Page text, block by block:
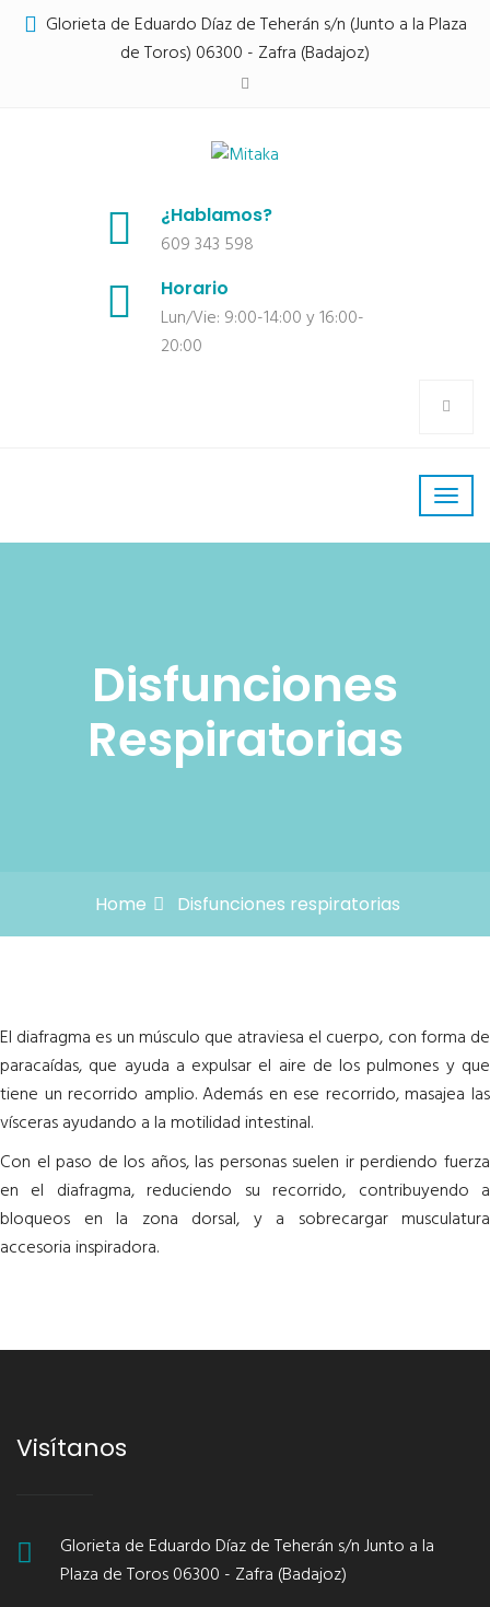
Glorieta de Eduardo Díaz de Teherán s/n (Junto a la Plaza
de Toros) 06300 - Zafra (Badajoz)
¿Hablamos?
609 343 598
Horario
Lun/Vie: 9:00-14:00 y 16:00-
20:00
Disfunciones
Respiratorias
Home Disfunciones respiratorias
El diafragma es un músculo que atraviesa el cuerpo, con forma de
paracaídas, que ayuda a expulsar el aire de los pulmones y que
tiene un recorrido amplio. Además en ese recorrido, masajea las
vísceras ayudando a la motilidad intestinal.
Con el paso de los años, las personas suelen ir perdiendo fuerza
en el diafragma, reduciendo su recorrido, contribuyendo a
bloqueos en la zona dorsal, y a sobrecargar musculatura
accesoria inspiradora.
Visítanos
Glorieta de Eduardo Díaz de Teherán s/n Junto a la
Plaza de Toros 06300 - Zafra (Badajoz)